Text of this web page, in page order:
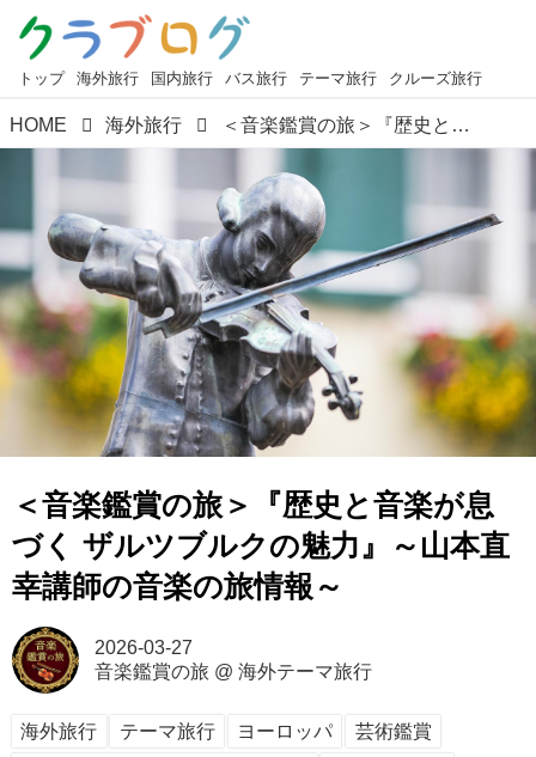
トップ 海外旅行 国内旅行 バス旅行 テーマ旅行 クルーズ旅行
HOME 海外旅行 ＜音楽鑑賞の旅＞『歴史と音楽が息づく ザルツブルクの魅力』～山本直幸講師の音楽の旅情報～
＜音楽鑑賞の旅＞『歴史と音楽が息
づく ザルツブルクの魅力』～山本直
幸講師の音楽の旅情報～
2026-03-27
音楽鑑賞の旅 @ 海外テーマ旅行
海外旅行 テーマ旅行 ヨーロッパ
芸術鑑賞